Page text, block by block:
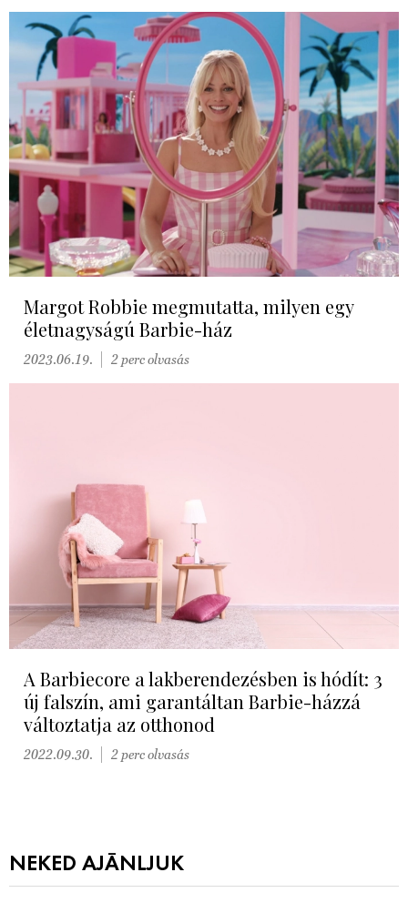
Margot Robbie megmutatta, milyen egy
életnagyságú Barbie-ház
2023.06.19. 2 perc olvasás
A Barbiecore a lakberendezésben is hódít: 3
új falszín, ami garantáltan Barbie-házzá
változtatja az otthonod
2022.09.30. 2 perc olvasás
NEKED AJÁNLJUK